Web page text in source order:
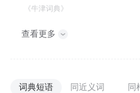
《牛津词典》
查看更多
词典短语 同近义词 同